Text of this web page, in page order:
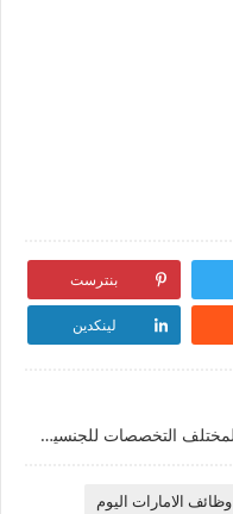
بنترست
لينكدين
وظائف في مدينة الشيخ خليفة الطبية لمختلف التخصصات للجنسيين للمواطنين والوافدين في عجمان لعام 2025
وظائف الامارات اليوم